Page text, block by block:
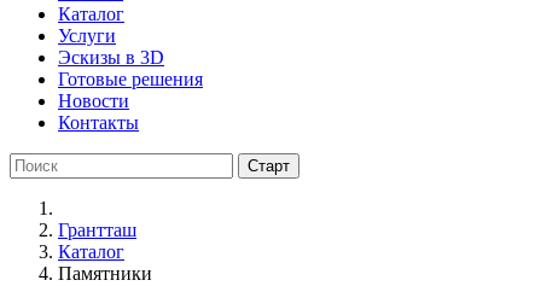
Каталог
Услуги
Эскизы в 3D
Готовые решения
Новости
Контакты
Грантташ
Каталог
Памятники